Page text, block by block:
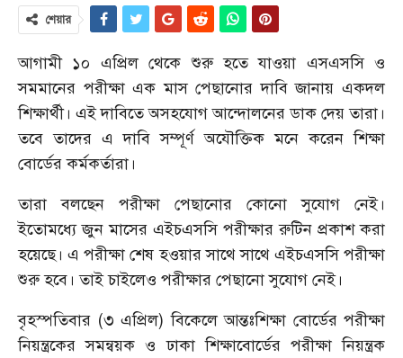
শেয়ার
আগামী ১০ এপ্রিল থেকে শুরু হতে যাওয়া এসএসসি ও
সমমানের পরীক্ষা এক মাস পেছানোর দাবি জানায় একদল
শিক্ষার্থী। এই দাবিতে অসহযোগ আন্দোলনের ডাক দেয় তারা।
তবে তাদের এ দাবি সম্পূর্ণ অযৌক্তিক মনে করেন শিক্ষা
বোর্ডের কর্মকর্তারা।
তারা বলছেন পরীক্ষা পেছানোর কোনো সুযোগ নেই।
ইতোমধ্যে জুন মাসের এইচএসসি পরীক্ষার রুটিন প্রকাশ করা
হয়েছে। এ পরীক্ষা শেষ হওয়ার সাথে সাথে এইচএসসি পরীক্ষা
শুরু হবে। তাই চাইলেও পরীক্ষার পেছানো সুযোগ নেই।
বৃহস্পতিবার (৩ এপ্রিল) বিকেলে আন্তঃশিক্ষা বোর্ডের পরীক্ষা
নিয়ন্ত্রকের সমন্বয়ক ও ঢাকা শিক্ষাবোর্ডের পরীক্ষা নিয়ন্ত্রক